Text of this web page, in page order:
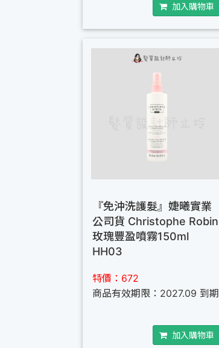
加入購物車
『免沖洗護髮』婕曦實業
公司貨 Christophe Robin
玫瑰豐盈噴霧150ml
HH03
特價：672
商品有效期限：2027.09 到期
加入購物車